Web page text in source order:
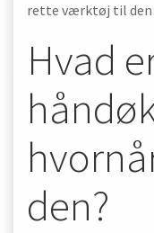
rette værktøj til den
Hvad
den?